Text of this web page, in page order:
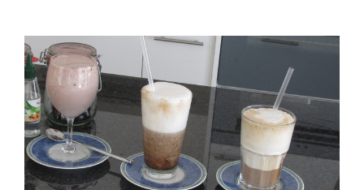
Zeige
grösseres
Bild